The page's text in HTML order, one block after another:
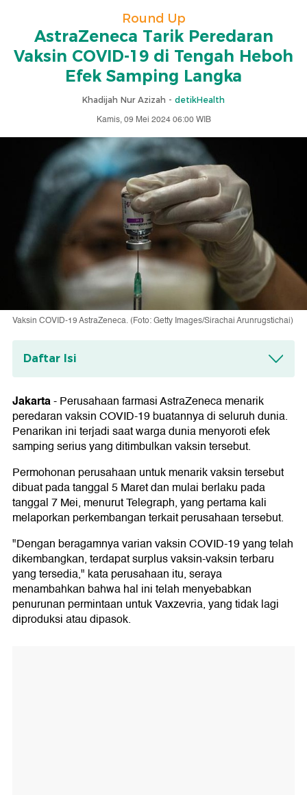
Round Up
AstraZeneca Tarik Peredaran
Vaksin COVID-19 di Tengah Heboh
Efek Samping Langka
Khadijah Nur Azizah - detikHealth
Kamis, 09 Mei 2024 06:00 WIB
Vaksin COVID-19 AstraZeneca. (Foto: Getty Images/Sirachai Arunrugstichai)
Daftar Isi
Awal mula kasus pembekuan darah vaksin
AstraZeneca
Jakarta-Perusahaan farmasi AstraZeneca menarik
peredaran vaksin COVID-19 buatannya di seluruh dunia.
Penarikan ini terjadi saat warga dunia menyoroti efek
samping serius yang ditimbulkan vaksin tersebut.
Permohonan perusahaan untuk menarik vaksin tersebut
dibuat pada tanggal 5 Maret dan mulai berlaku pada
tanggal 7 Mei, menurut Telegraph, yang pertama kali
melaporkan perkembangan terkait perusahaan tersebut.
"Dengan beragamnya varian vaksin COVID-19 yang telah
dikembangkan, terdapat surplus vaksin-vaksin terbaru
yang tersedia," kata perusahaan itu, seraya
menambahkan bahwa hal ini telah menyebabkan
penurunan permintaan untuk Vaxzevria, yang tidak lagi
diproduksi atau dipasok.